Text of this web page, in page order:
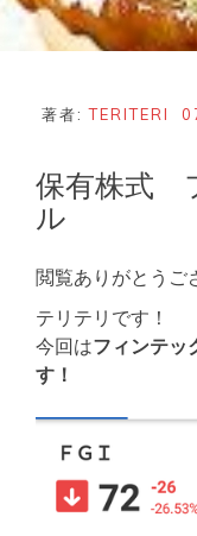
著者:TERITERI
保有株式
ル
閲覧ありがとうご
テリテリです！
今回はフィンテッ
す！